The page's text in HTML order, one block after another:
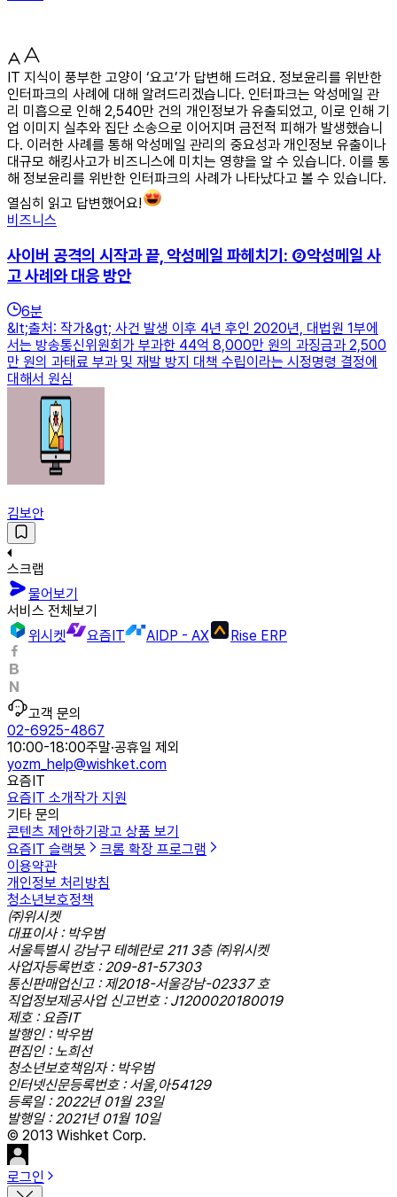
IT 지식이 풍부한 고양이 ‘요고’가 답변해 드려요. 정보윤리를 위반한
인터파크의 사례에 대해 알려드리겠습니다. 인터파크는 악성메일 관
리 미흡으로 인해 2,540만 건의 개인정보가 유출되었고, 이로 인해 기
업 이미지 실추와 집단 소송으로 이어지며 금전적 피해가 발생했습니
다. 이러한 사례를 통해 악성메일 관리의 중요성과 개인정보 유출이나
대규모 해킹사고가 비즈니스에 미치는 영향을 알 수 있습니다. 이를 통
해 정보윤리를 위반한 인터파크의 사례가 나타났다고 볼 수 있습니다.
열심히 읽고 답변했어요!
비즈니스
사이버 공격의 시작과 끝, 악성메일 파헤치기: ②악성메일 사
고 사례와 대응 방안
6분
&lt;출처: 작가&gt; 사건 발생 이후 4년 후인 2020년, 대법원 1부에
서는 방송통신위원회가 부과한 44억 8,000만 원의 과징금과 2,500
만 원의 과태료 부과 및 재발 방지 대책 수립이라는 시정명령 결정에
대해서 원심
김보안
스크랩
물어보기
서비스 전체보기
위시켓
요즘IT AIDP - AX Rise ERP
고객 문의
02-6925-4867
10:00-18:00주말·공휴일 제외
yozm_help@wishket.com
요즘IT
요즘IT 소개작가 지원
기타 문의
콘텐츠 제안하기 광고 상품 보기
요즘IT 슬랙봇
크롬 확장 프로그램
이용약관
개인정보 처리방침
청소년보호정책
㈜위시켓
대표이사 : 박우범
서울특별시 강남구 테헤란로 211 3층 ㈜위시켓
사업자등록번호 : 209-81-57303
통신판매업신고 : 제2018-서울강남-02337 호
직업정보제공사업 신고번호 : J1200020180019
제호 : 요즘IT
발행인 : 박우범
편집인 : 노희선
청소년보호책임자 : 박우범
인터넷신문등록번호 : 서울,아54129
등록일 : 2022년 01월 23일
발행일 : 2021년 01월 10일
© 2013 Wishket Corp.
로그인